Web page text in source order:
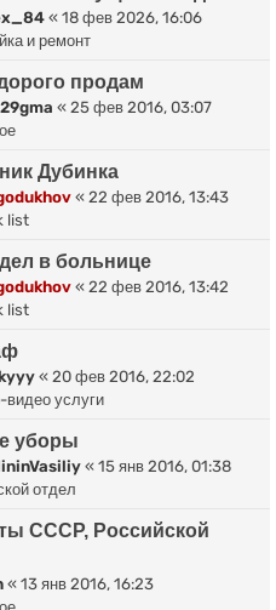
« 18 фев 2026, 16:06
и ремонт
продам
« 25 фев 2016, 03:07
Дубинка
« 22 фев 2016, 13:43
list
в больнице
« 22 фев 2016, 13:42
list
« 20 фев 2016, 22:02
видео услуги
уборы
« 15 янв 2016, 01:38
отдел
СССР, Российской
« 13 янв 2016, 16:23